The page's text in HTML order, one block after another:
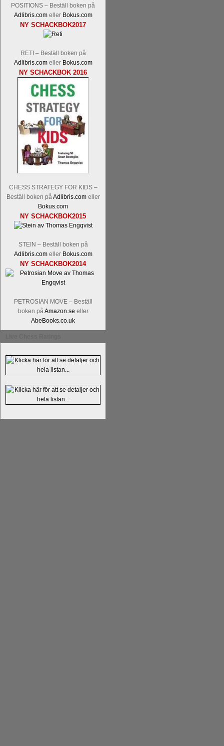
POSITIONS – Beställ boken på
Adlibris.comeller Bokus.com
NY SCHACKBOK2017
RETI – Beställ boken på
Adlibris.comeller Bokus.com
NY SCHACKBOK 2016
CHESS STRATEGY FOR KIDS –
Beställ boken på Adlibris.comeller
Bokus.com
NY SCHACKBOK2015
STEIN – Beställ boken på
Adlibris.comeller Bokus.com
NY SCHACKBOK2014
PETROSIAN MOVE – Beställ
boken på Amazon.se eller
AbeBooks.co.uk